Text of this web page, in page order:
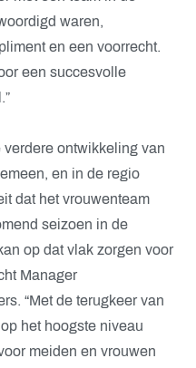
waren,
en een voorrecht.
een succesvolle
ontwikkeling van
en in de regio
dat het vrouwenteam
seizoen in de
op dat vlak zorgen voor
Manager
“Met de terugkeer van
het hoogste niveau
meiden en vrouwen